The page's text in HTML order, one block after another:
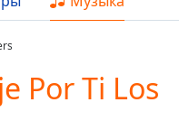
Por Ti Los